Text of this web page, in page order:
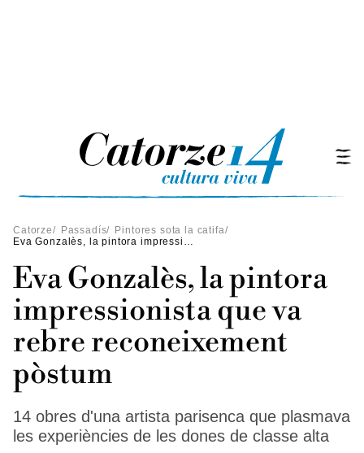
Catorze/ Passadís/ Pintores sota la catifa/
Eva Gonzalès, la pintora impressionista que va rebre reconeixement pòstum
Eva Gonzalès, la pintora
impressionista que va
rebre reconeixement
pòstum
14 obres d'una artista parisenca que plasmava
les experiències de les dones de classe alta